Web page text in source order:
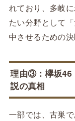
れており、多岐
たい分野として
中させるための
理由③：欅坂46
説の真相
一部では、古巣